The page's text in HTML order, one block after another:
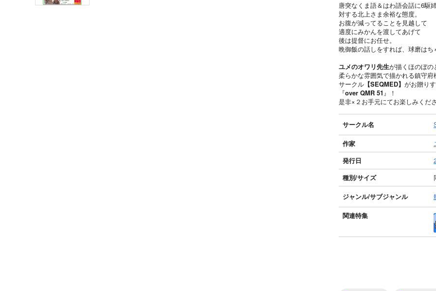
唐突なくま語＆はわ語会話に6駆
対する北上さま余裕な態度。
お腹が減ってることを見越して
適度にみかんを渡してあげて
後は提督にお任せ。
晩御飯の話しをすれば、球磨は
ユメのオワリ先生が描くほのぼの
柔らかな雰囲気で描かれる鎮守
サークル 【SEQMED】 がお贈りす
『over QMR 51』！
是非×２お手元にてお楽しみくだ
サークル名
作家
発行日
種別/サイズ
ジャンル/サブジャンル
関連特集